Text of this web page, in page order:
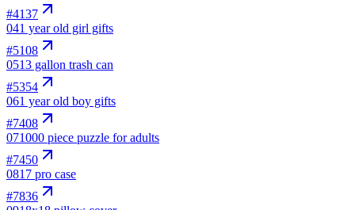
#4137
041 year old girl gifts
#5108
0513 gallon trash can
#5354
061 year old boy gifts
#7408
071000 piece puzzle for adults
#7450
0817 pro case
#7836